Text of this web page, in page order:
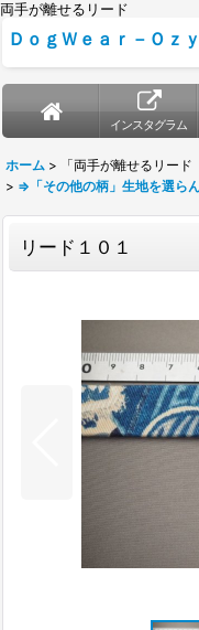
両手が離せるリード
ＤｏｇＷｅａｒ－Ｏｚｙ
インスタグラム
ホーム >
「両手が離せるリー
> ⇒「その他の柄」生地を選ら
リード１０１